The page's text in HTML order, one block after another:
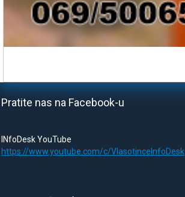
Pratite nas na Facebook-u
INfoDesk YouTube
https://www.youtube.com/c/VlasotinceInfoDesk